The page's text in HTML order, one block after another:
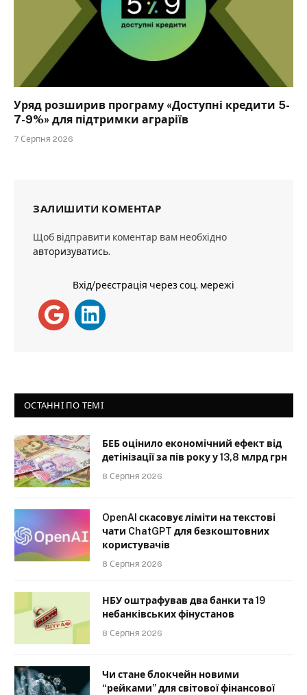
Уряд розширив програму «Доступні кредити 5-
7-9%» для підтримки аграріїв
7 Серпня 2026
ЗАЛИШИТИ КОМЕНТАР
Щоб відправити коментар вам необхідно
авторизуватись.
Вхід/реєстрація через соц. мережі
ОСТАННІ ПО ТЕМІ
БЕБ оцінило економічний ефект від
детінізації за пів року у 13,8 млрд грн
8 Серпня 2026
OpenAI скасовує ліміти на текстові
чати ChatGPT для безкоштовних
користувачів
8 Серпня 2026
НБУ оштрафував два банки та 19
небанківських фінустанов
8 Серпня 2026
Чи стане блокчейн новими
“рейками” для світової фінансової